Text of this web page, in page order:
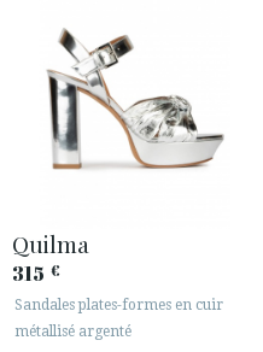
Quilma
315 €
Sandales plates-formes en cuir
métallisé argenté